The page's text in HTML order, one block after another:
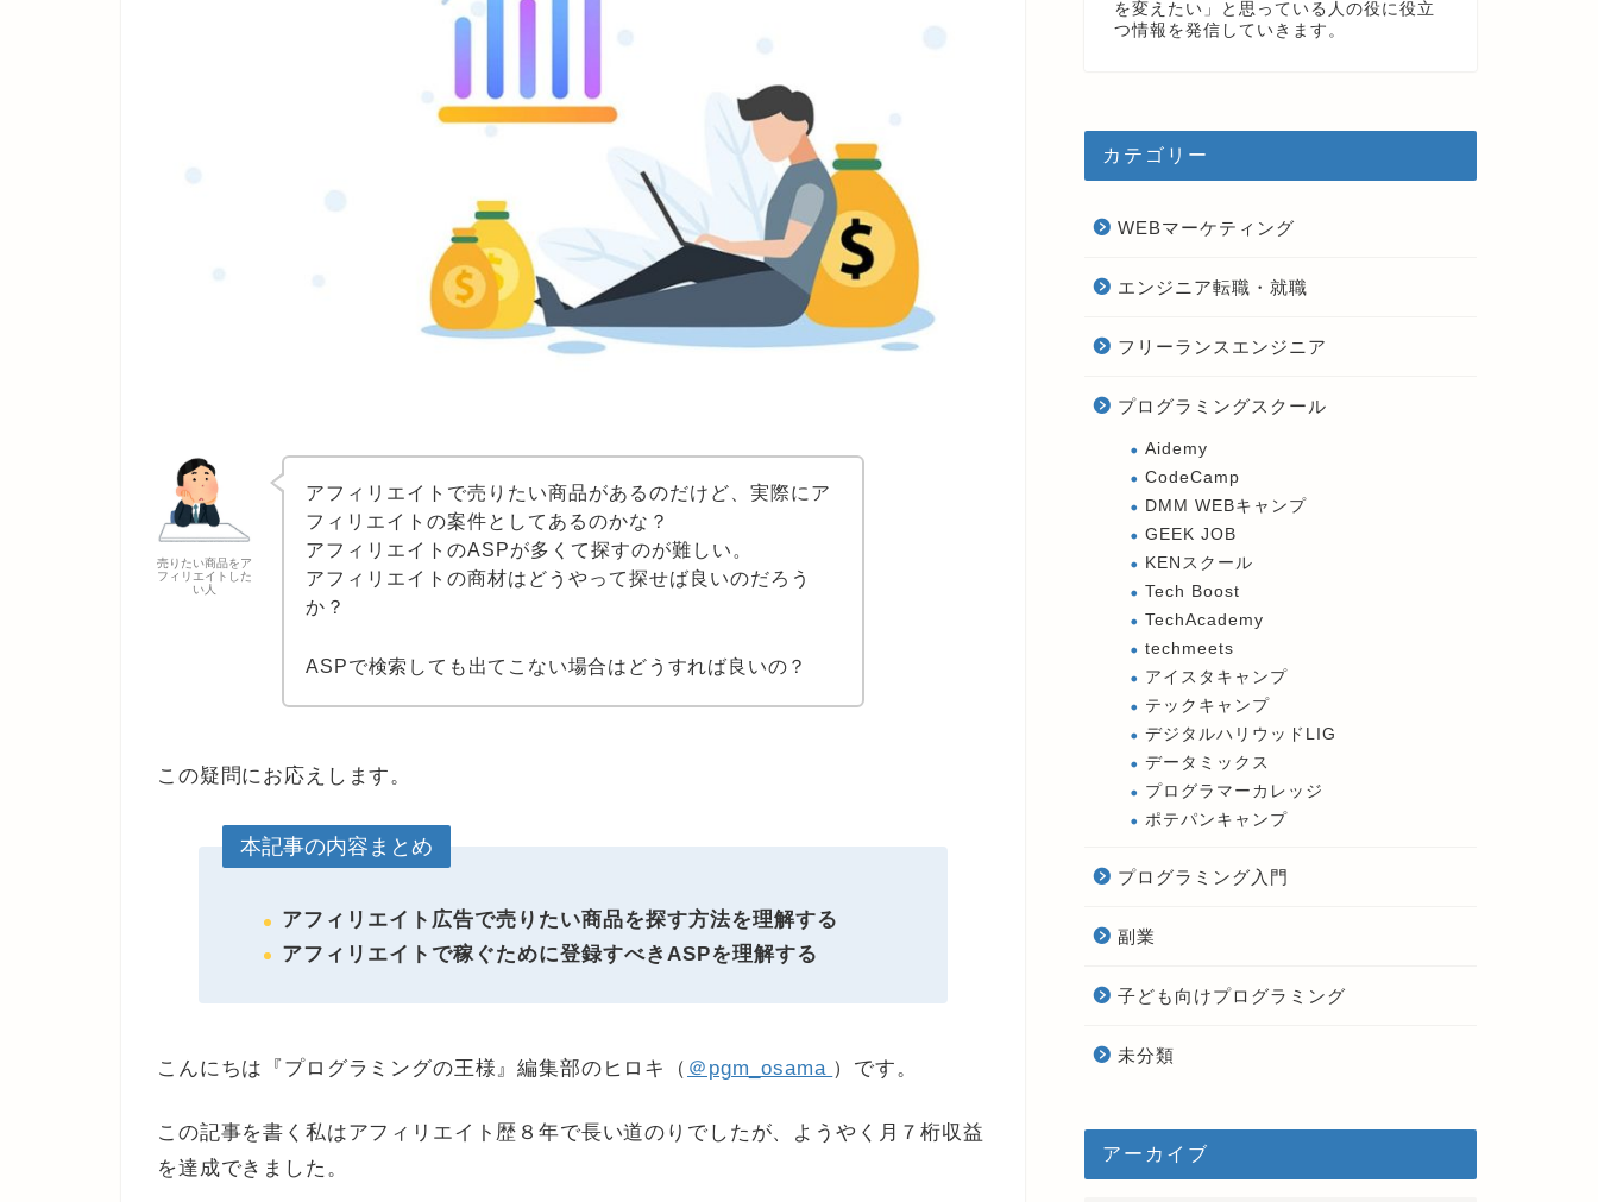
売りたい商品をア
フィリエイトした
い人
アフィリエイトで売りたい商品があるのだけど、実際にア
フィリエイトの案件としてあるのかな？
アフィリエイトのASPが多くて探すのが難しい。
アフィリエイトの商材はどうやって探せば良いのだろう
か？
ASPで検索しても出てこない場合はどうすれば良いの？
この疑問にお応えします。
本記事の内容まとめ
アフィリエイト広告で売りたい商品を探す方法を理解する
アフィリエイトで稼ぐために登録すべきASPを理解する
こんにちは『プログラミングの王様』編集部のヒロキ（ ＠pgm_osama ）です。
この記事を書く私はアフィリエイト歴８年で長い道のりでしたが、ようやく月７桁収益
を達成できました。
を変えたい」と思っている人の役に役立
つ情報を発信していきます。
カテゴリー
WEBマーケティング
エンジニア転職・就職
フリーランスエンジニア
プログラミングスクール
Aidemy
CodeCamp
DMM WEBキャンプ
GEEK JOB
KENスクール
Tech Boost
TechAcademy
techmeets
アイスタキャンプ
テックキャンプ
デジタルハリウッドLIG
データミックス
プログラマーカレッジ
ポテパンキャンプ
プログラミング入門
副業
子ども向けプログラミング
未分類
アーカイブ